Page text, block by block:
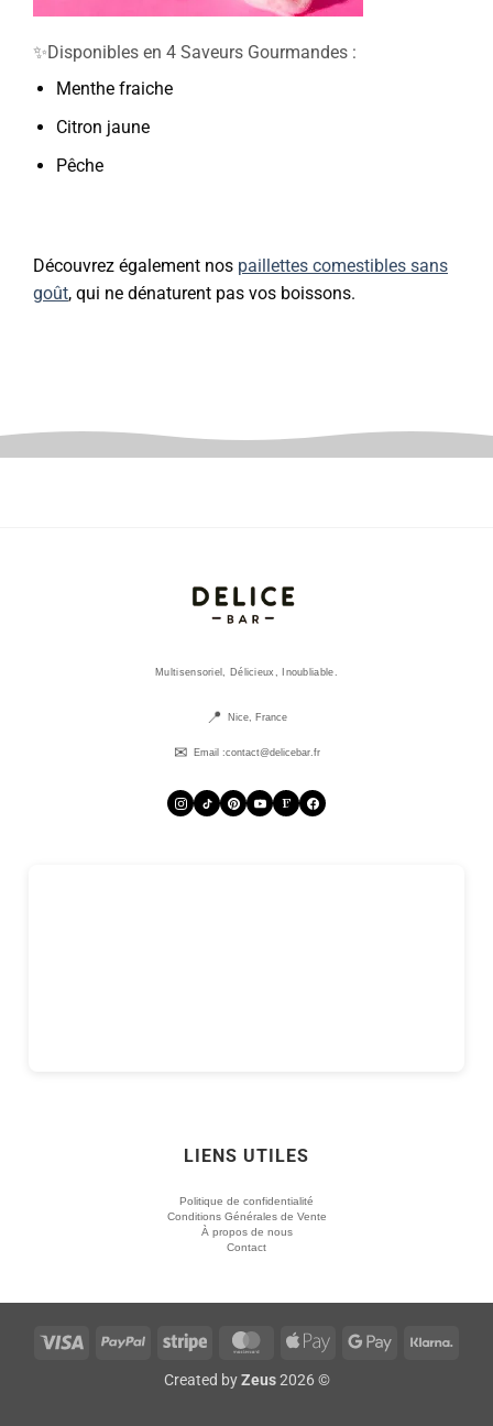
✨Disponibles en 4 Saveurs Gourmandes :
Menthe fraiche
Citron jaune
Pêche
Découvrez également nos paillettes comestibles sans
goût, qui ne dénaturent pas vos boissons.
Multisensoriel, Délicieux, Inoubliable.
Nice, France
Email :contact@delicebar.fr
LIENS UTILES
Politique de confidentialité
Conditions Générales de Vente
À propos de nous
Contact
Visa PayPal Stripe MasterCardApple
Google
Created byZeus2026 ©